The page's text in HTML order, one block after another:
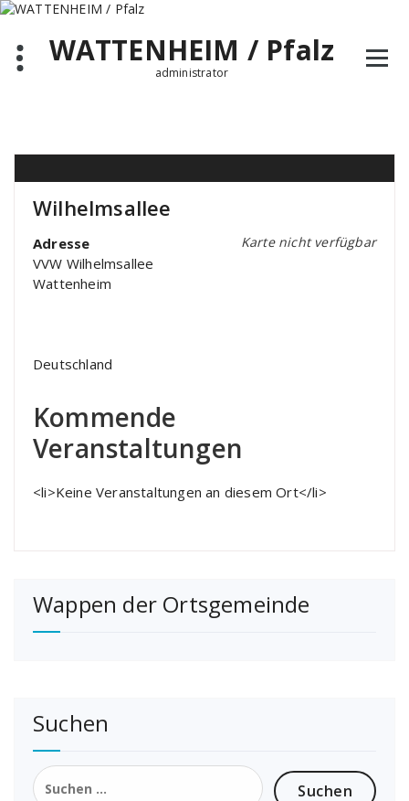
Zum
springenWATTENHEIM / Pfalz
administrator
Wilhelmsallee
Karte nicht verfügbar
Adresse
VVW Wilhelmsallee
Wattenheim
Deutschland
Kommende
Veranstaltungen
<li>Keine Veranstaltungen an diesem Ort</li>
Wappen der Ortsgemeinde
Suchen
Suchen
nach: